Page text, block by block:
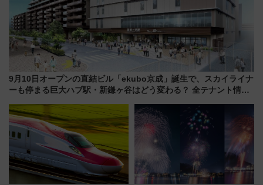
9月10日オープンの直結ビル「ekubo京成」誕生で、スカイライナ
ーも停まる巨大ハブ駅・新鎌ヶ谷はどう変わる？ 全テナント情報